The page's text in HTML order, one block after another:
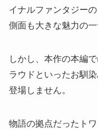
イナルファンタジー
側面も大きな魅力の一
しかし、本作の本編
ラウドといったお馴
登場しません。
物語の拠点だったト